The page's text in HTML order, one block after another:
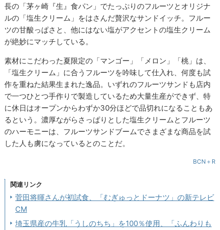
長の「茅ヶ崎『生』食パン」でたっぷりのフルーツとオリジナ
ルの「塩生クリーム」をはさんだ贅沢なサンドイッチ。フルー
ツの甘酸っぱさと、他にはない塩がアクセントの塩生クリーム
が絶妙にマッチしている。
素材にこだわった夏限定の「マンゴー」「メロン」「桃」は、
「塩生クリーム」に合うフルーツを吟味して仕入れ、何度も試
作を重ねた結果生まれた逸品。いずれのフルーツサンドも店内
で一つひとつ手作りで製造しているため大量生産ができず、特
に休日はオープンからわずか30分ほどで品切れになることもあ
るという。濃厚ながらさっぱりとした塩生クリームとフルーツ
のハーモニーは、フルーツサンドブームでさまざまな商品を試
した人も虜になっているとのことだ。
BCN＋R
関連リンク
菅田将暉さんが初試食、「むぎゅっとドーナツ」の新テレビ
CM
埼玉県産の牛乳「うしのちち」を100％使用、「ふんわりも